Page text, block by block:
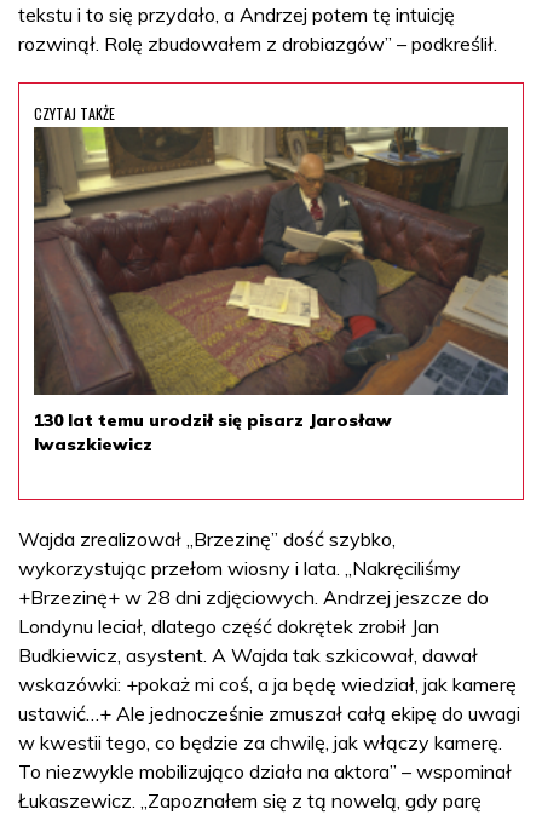
tekstu i to się przydało, a Andrzej potem tę intuicję
rozwinął. Rolę zbudowałem z drobiazgów” – podkreślił.
CZYTAJ TAKŻE
130 lat temu urodził się pisarz Jarosław
Iwaszkiewicz
Wajda zrealizował „Brzezinę” dość szybko,
wykorzystując przełom wiosny i lata. „Nakręciliśmy
+Brzezinę+ w 28 dni zdjęciowych. Andrzej jeszcze do
Londynu leciał, dlatego część dokrętek zrobił Jan
Budkiewicz, asystent. A Wajda tak szkicował, dawał
wskazówki: +pokaż mi coś, a ja będę wiedział, jak kamerę
ustawić…+ Ale jednocześnie zmuszał całą ekipę do uwagi
w kwestii tego, co będzie za chwilę, jak włączy kamerę.
To niezwykle mobilizująco działa na aktora” – wspominał
Łukaszewicz. „Zapoznałem się z tą nowelą, gdy parę